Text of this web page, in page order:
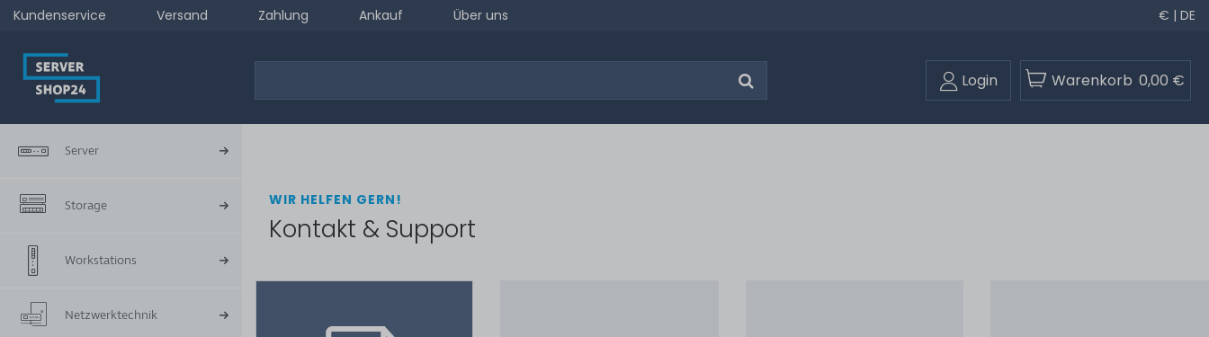
Kundenservice Versand Zahlung Ankauf Über uns € | DE
Login Warenkorb 0,00 €
Server
Storage
Workstations
Netzwerktechnik
WIR HELFEN GERN!
Kontakt & Support